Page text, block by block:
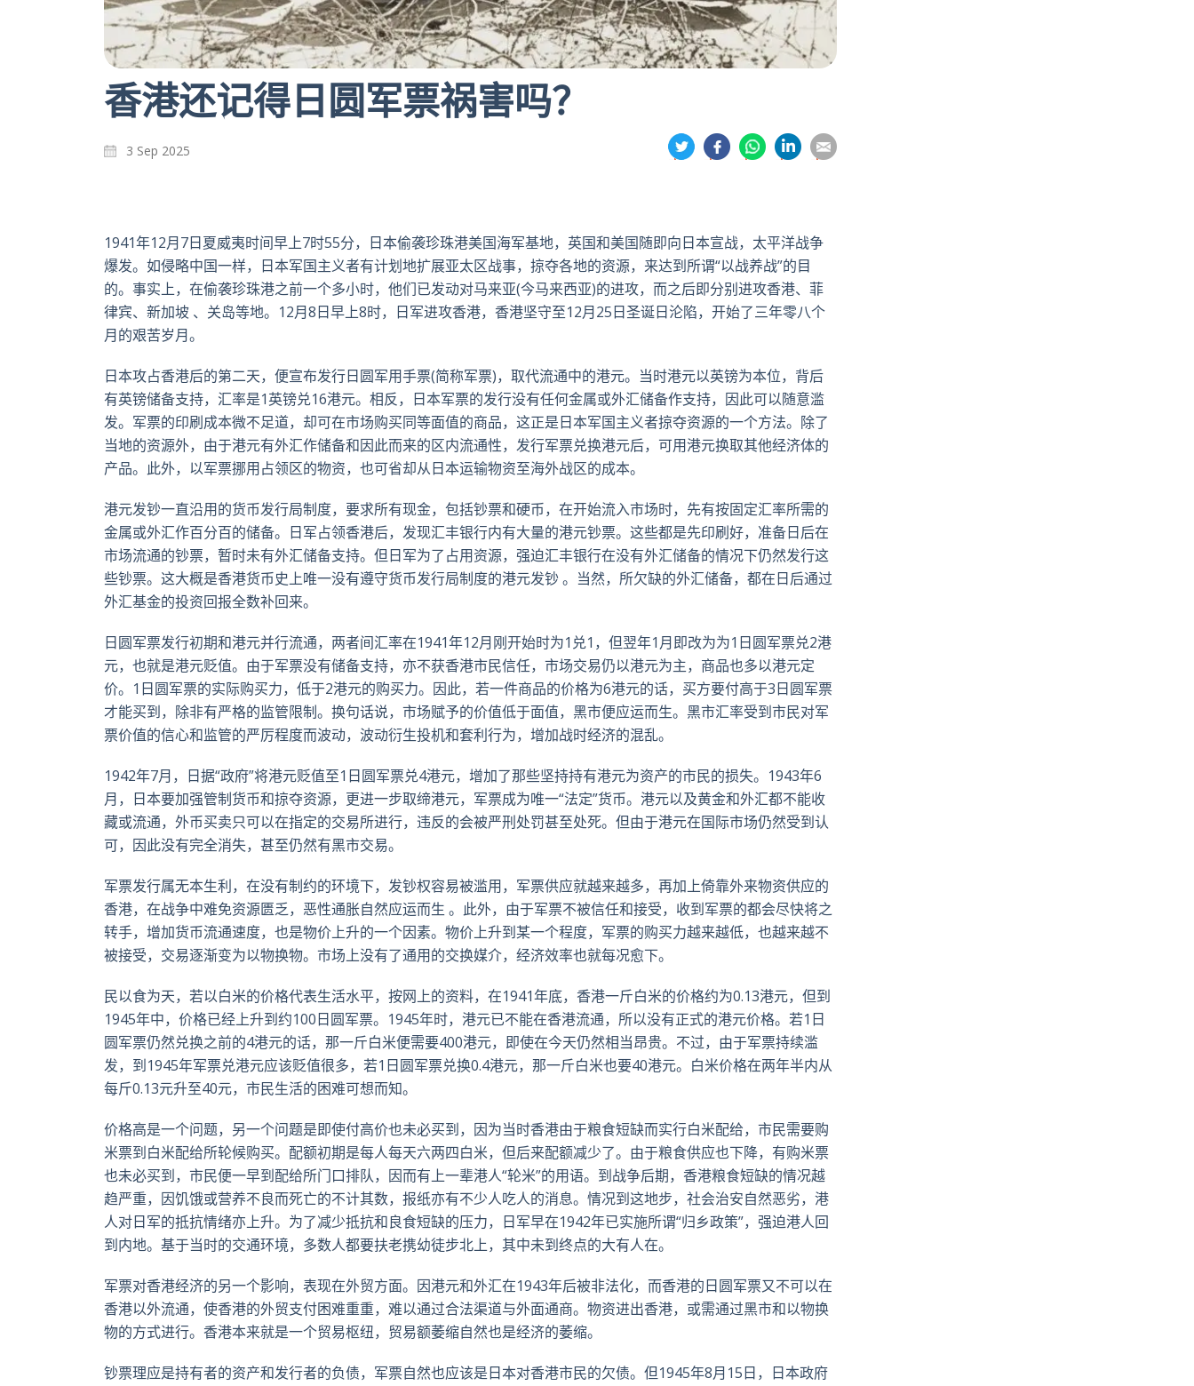
香港还记得日圆军票祸害吗？
3 Sep 2025
分
享
分
享
分
享
享
享
1941年12月7日夏威夷时间早上7时55分，日本偷袭珍珠港美国海军基地，英国和美国随即向日本宣战，太平洋战争
爆发。如侵略中国一样，日本军国主义者有计划地扩展亚太区战事，掠夺各地的资源，来达到所谓“以战养战”的目
的。事实上，在偷袭珍珠港之前一个多小时，他们已发动对马来亚(今马来西亚)的进攻，而之后即分别进攻香港、菲
律宾、新加坡 、关岛等地。 12月8日早上8时，日军进攻香港，香港坚守至12月25日圣诞日沦陷，开始了三年零八个
月的艰苦岁月。
日本攻占香港后的第二天，便宣布发行日圆军用手票(简称军票)，取代流通中的港元。当时港元以英镑为本位，背后
有英镑储备支持，汇率是1英镑兑16港元。相反，日本军票的发行没有任何金属或外汇储备作支持，因此可以随意滥
发。军票的印刷成本微不足道，却可在市场购买同等面值的商品，这正是日本军国主义者掠夺资源的一个方法。除了
当地的资源外，由于港元有外汇作储备和因此而来的区内流通性，发行军票兑换港元后，可用港元换取其他经济体的
产品。此外，以军票挪用占领区的物资，也可省却从日本运输物资至海外战区的成本。
港元发钞一直沿用的货币发行局制度，要求所有现金，包括钞票和硬币，在开始流入市场时，先有按固定汇率所需的
金属或外汇作百分百的储备。日军占领香港后，发现汇丰银行内有大量的港元钞票。这些都是先印刷好，准备日后在
市场流通的钞票，暂时未有外汇储备支持。但日军为了占用资源，强迫汇丰银行在没有外汇储备的情况下仍然发行这
些钞票。这大概是香港货币史上唯一没有遵守货币发行局制度的港元发钞 。当然，所欠缺的外汇储备，都在日后通过
外汇基金的投资回报全数补回来。
日圆军票发行初期和港元并行流通，两者间汇率在1941年12月刚开始时为1兑1，但翌年1月即改为为1日圆军票兑2港
元，也就是港元贬值。由于军票没有储备支持，亦不获香港市民信任，市场交易仍以港元为主，商品也多以港元定
价。1日圆军票的实际购买力，低于2港元的购买力。因此，若一件商品的价格为6港元的话，买方要付高于3日圆军票
才能买到，除非有严格的监管限制。换句话说，市场赋予的价值低于面值，黑市便应运而生。黑市汇率受到市民对军
票价值的信心和监管的严厉程度而波动，波动衍生投机和套利行为，增加战时经济的混乱。
1942年7月，日据“政府”将港元贬值至1日圆军票兑4港元，增加了那些坚持持有港元为资产的市民的损失。1943年6
月，日本要加强管制货币和掠夺资源，更进一步取缔港元，军票成为唯一“法定”货币。港元以及黄金和外汇都不能收
藏或流通，外币买卖只可以在指定的交易所进行，违反的会被严刑处罚甚至处死。但由于港元在国际市场仍然受到认
可，因此没有完全消失，甚至仍然有黑市交易。
军票发行属无本生利，在没有制约的环境下，发钞权容易被滥用，军票供应就越来越多，再加上倚靠外来物资供应的
香港，在战争中难免资源匮乏，恶性通胀自然应运而生 。此外，由于军票不被信任和接受，收到军票的都会尽快将之
转手，增加货币流通速度，也是物价上升的一个因素。物价上升到某一个程度，军票的购买力越来越低，也越来越不
被接受，交易逐渐变为以物换物。市场上没有了通用的交换媒介，经济效率也就每况愈下。
民以食为天，若以白米的价格代表生活水平，按网上的资料，在1941年底，香港一斤白米的价格约为0.13港元，但到
1945年中，价格已经上升到约100日圆军票。1945年时，港元已不能在香港流通，所以没有正式的港元价格。若1日
圆军票仍然兑换之前的4港元的话，那一斤白米便需要400港元，即使在今天仍然相当昂贵。不过，由于军票持续滥
发，到1945年军票兑港元应该贬值很多，若1日圆军票兑换0.4港元，那一斤白米也要40港元。白米价格在两年半内从
每斤0.13元升至40元，市民生活的困难可想而知。
价格高是一个问题，另一个问题是即使付高价也未必买到，因为当时香港由于粮食短缺而实行白米配给，市民需要购
米票到白米配给所轮候购买。配额初期是每人每天六两四白米，但后来配额减少了。由于粮食供应也下降，有购米票
也未必买到，市民便一早到配给所门口排队，因而有上一辈港人“轮米”的用语。到战争后期，香港粮食短缺的情况越
趋严重，因饥饿或营养不良而死亡的不计其数，报纸亦有不少人吃人的消息。情况到这地步，社会治安自然恶劣，港
人对日军的抵抗情绪亦上升。为了减少抵抗和良食短缺的压力，日军早在1942年已实施所谓“归乡政策”，强迫港人回
到内地。基于当时的交通环境，多数人都要扶老携幼徒步北上，其中未到终点的大有人在。
军票对香港经济的另一个影响，表现在外贸方面。因港元和外汇在1943年后被非法化，而香港的日圆军票又不可以在
香港以外流通，使香港的外贸支付困难重重，难以通过合法渠道与外面通商。物资进出香港，或需通过黑市和以物换
物的方式进行。香港本来就是一个贸易枢纽，贸易额萎缩自然也是经济的萎缩。
钞票理应是持有者的资产和发行者的负债，军票自然也应该是日本对香港市民的欠债。但1945年8月15日，日本政府